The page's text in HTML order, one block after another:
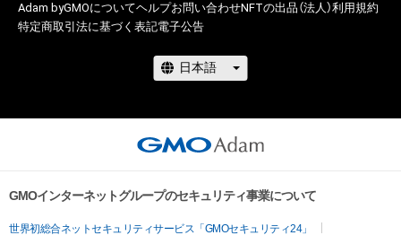
Adam byGMOについてヘルプお問い合わせNFTの出品（法人）利用規約
特定商取引法に基づく表記電子公告
GMOインターネットグループのセキュリティ事業について
世界初総合ネットセキュリティサービス「GMOセキュリティ24」